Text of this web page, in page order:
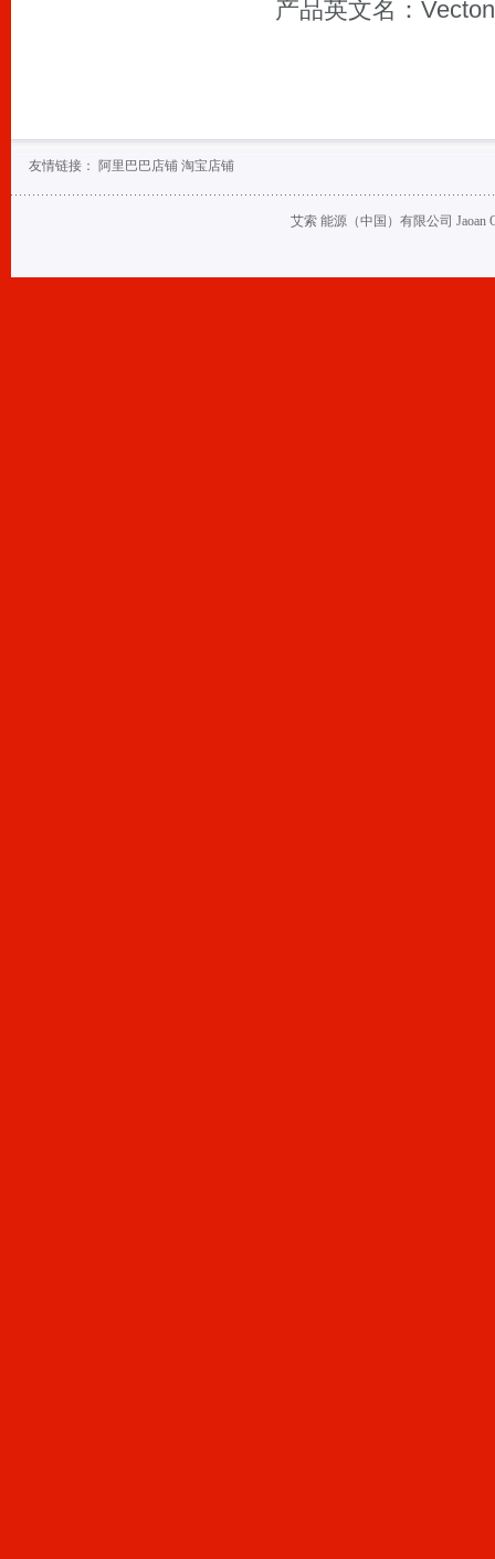
产品英文名：
友情链接： 阿里巴巴店铺 淘宝店铺
艾索 能源（中国）有限公司 Jaoan